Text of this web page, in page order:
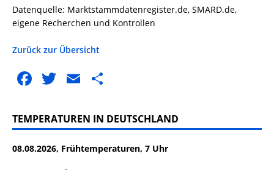
Datenquelle: Marktstammdatenregister.de, SMARD.de,
eigene Recherchen und Kontrollen
Zurück zur Übersicht
F
c
e
b
T
it
te
r
E
ai
l
le
n
TEMPERATUREN IN DEUTSCHLAND
08.08.2026, Frühtemperaturen, 7 Uhr